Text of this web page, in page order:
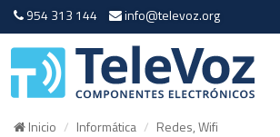
954 313 144 info@televoz.org
Inicio Informática Redes, Wifi